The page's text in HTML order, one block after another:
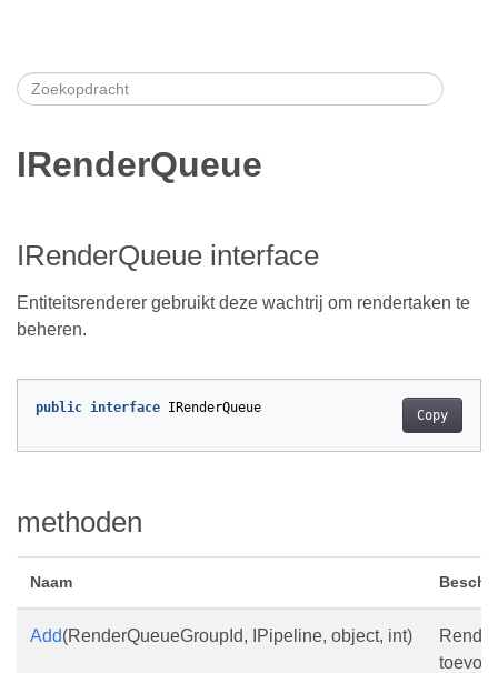
IRenderQueue
IRenderQueue interface
Entiteitsrenderer gebruikt deze wachtrij om rendertaken te
beheren.
Copy
public interface IRenderQueue
methoden
Naam
Add(RenderQueueGroupId, IPipeline, object, int)